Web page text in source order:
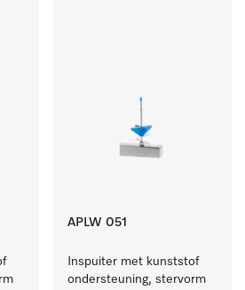
APLW 051
Inspuiter met kunststof
ondersteuning, stervorm